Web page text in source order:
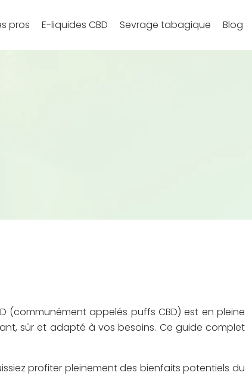
pros E-liquides CBD Sevrage tabagique Blog
(communément appelés puffs CBD) est en pleine
sûr et adapté à vos besoins. Ce guide complet
profiter pleinement des bienfaits potentiels du